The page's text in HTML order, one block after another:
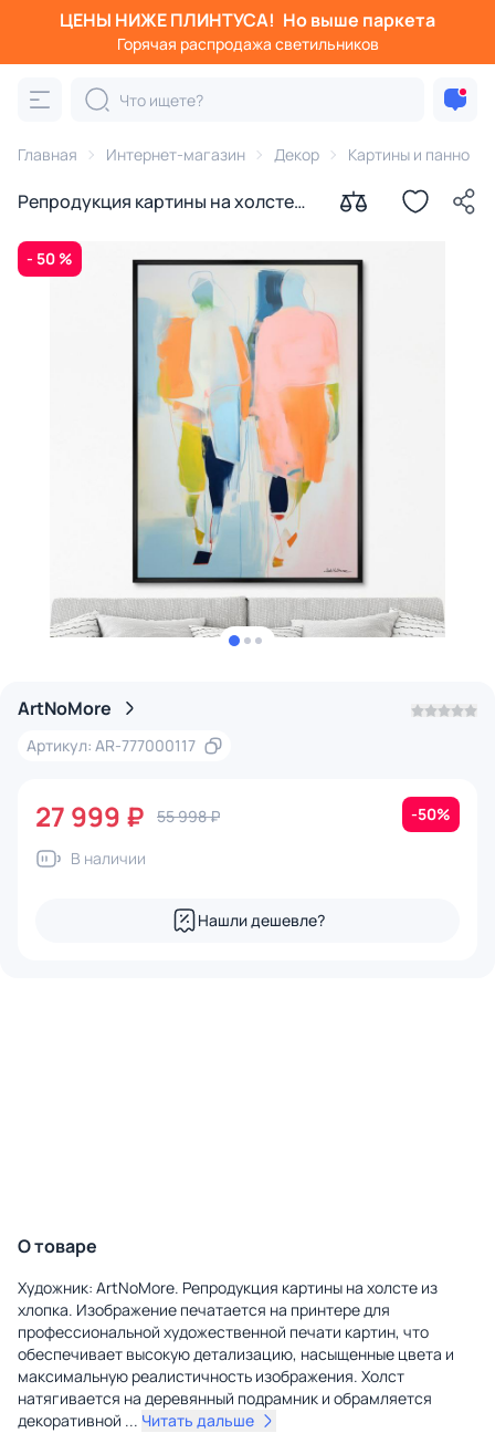
ЦЕНЫ НИЖЕ ПЛИНТУСА! Но выше паркета
Горячая распродажа светильников
Главная Интернет-магазин Декор Картины и панно
Репродукция картины на холсте
- 50 %
ArtNoMore
Артикул: AR-777000117
27 999 ₽ 55 998 ₽ -50%
В наличии
Нашли дешевле?
О товаре
Художник: ArtNoMore. Репродукция картины на холсте из
хлопка. Изображение печатается на принтере для
профессиональной художественной печати картин, что
обеспечивает высокую детализацию, насыщенные цвета и
максимальную реалистичность изображения. Холст
натягивается на деревянный подрамник и обрамляется
декоративной ... Читать дальше